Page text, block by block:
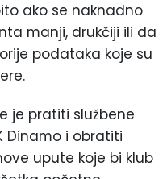
ako se naknadno
manji, drukčiji ili da
podataka koje su
je pratiti službene
Dinamo i obratiti
upute koje bi klub